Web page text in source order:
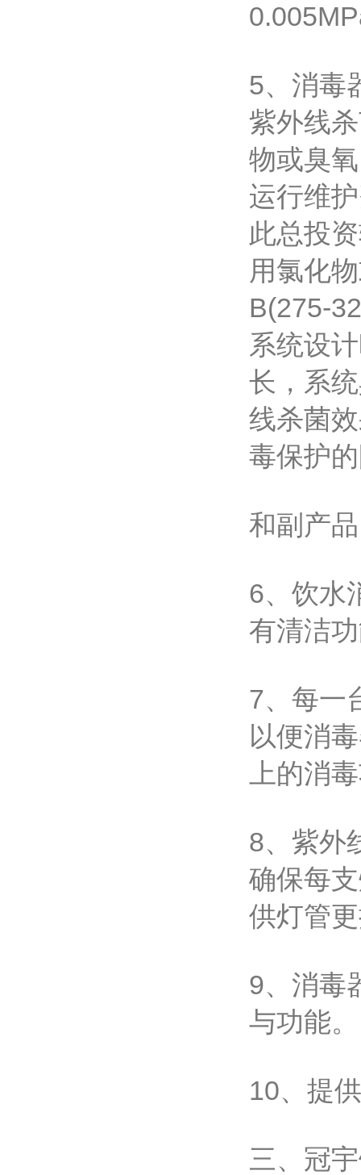
5、消毒
紫外线
物或臭
运行维
此总投
用氯化
B(275-
系统设
长，系
线杀菌
毒保护
和副产
6、饮水
有清洁
7、每一
以便消
上的消
8、紫外
确保每
供灯管
9、消毒
与功能。
10、提
三、冠